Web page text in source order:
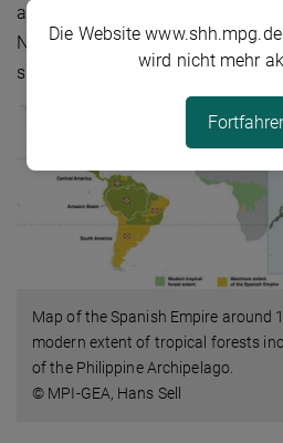
archäologischer und historischer
Neotropis, um eine vollständige
spanischen Reiches in den
Map of the Spanish Empire around
modern extent of tropical forests
of the Philippine Archipelago.
© MPI-GEA, Hans Sell
Die Website
wird nicht mehr